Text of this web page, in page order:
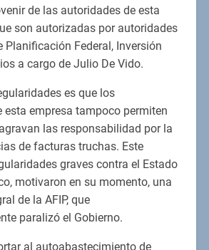
de las autoridades de esta
son autorizadas por autoridades
Planificación Federal, Inversión
a cargo de Julio De Vido.
es que los
esta empresa tampoco permiten
las responsabilidad por la
de facturas truchas. Este
graves contra el Estado
motivaron en su momento, una
de la AFIP, que
paralizó el Gobierno.
al autoabastecimiento de